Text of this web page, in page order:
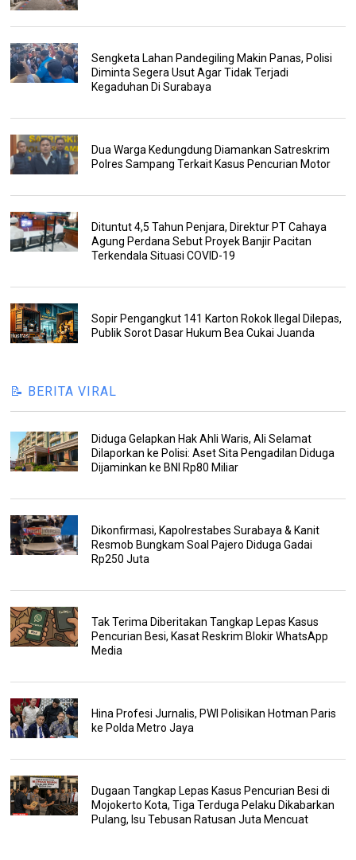
Sengketa Lahan Pandegiling Makin Panas, Polisi
Diminta Segera Usut Agar Tidak Terjadi
Kegaduhan Di Surabaya
Dua Warga Kedungdung Diamankan Satreskrim
Polres Sampang Terkait Kasus Pencurian Motor
Dituntut 4,5 Tahun Penjara, Direktur PT Cahaya
Agung Perdana Sebut Proyek Banjir Pacitan
Terkendala Situasi COVID-19
Sopir Pengangkut 141 Karton Rokok Ilegal Dilepas,
Publik Sorot Dasar Hukum Bea Cukai Juanda
📝 BERITA VIRAL
Diduga Gelapkan Hak Ahli Waris, Ali Selamat
Dilaporkan ke Polisi: Aset Sita Pengadilan Diduga
Dijaminkan ke BNI Rp80 Miliar
Dikonfirmasi, Kapolrestabes Surabaya & Kanit
Resmob Bungkam Soal Pajero Diduga Gadai
Rp250 Juta
Tak Terima Diberitakan Tangkap Lepas Kasus
Pencurian Besi, Kasat Reskrim Blokir WhatsApp
Media
Hina Profesi Jurnalis, PWI Polisikan Hotman Paris
ke Polda Metro Jaya
Dugaan Tangkap Lepas Kasus Pencurian Besi di
Mojokerto Kota, Tiga Terduga Pelaku Dikabarkan
Pulang, Isu Tebusan Ratusan Juta Mencuat